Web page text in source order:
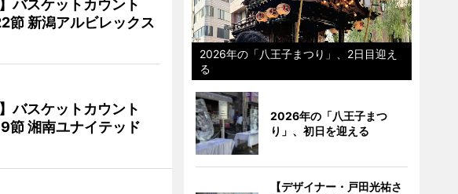
バスケットカウント
新潟アルビレックス
バスケットカウント
湘南ユナイテッド
2026年の「八王子まつり」、2日目迎え
る
2026年の「八王子まつ
り」、初日を迎える
【デザイナー・戸田光祐さ